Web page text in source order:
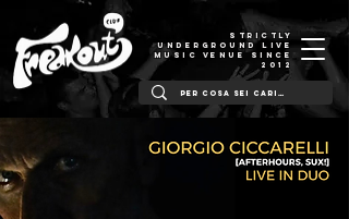
STRICTLY
UNDERGROUND LIVE
MUSIC VENUE SINCE
2012